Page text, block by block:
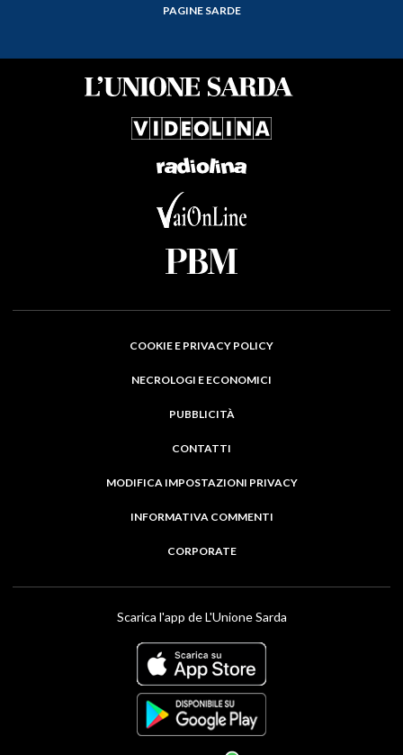
PAGINE SARDE
COOKIE E PRIVACY POLICY
NECROLOGI E ECONOMICI
PUBBLICITÀ
CONTATTI
MODIFICA IMPOSTAZIONI PRIVACY
INFORMATIVA COMMENTI
CORPORATE
Scarica l'app de L'Unione Sarda